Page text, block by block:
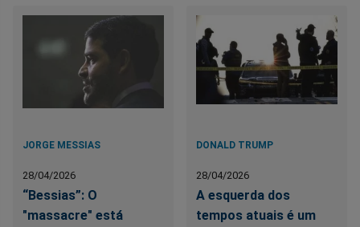
JORGE MESSIAS
28/04/2026
“Bessias”: O
"massacre" está
DONALD TRUMP
28/04/2026
A esquerda dos
tempos atuais é um